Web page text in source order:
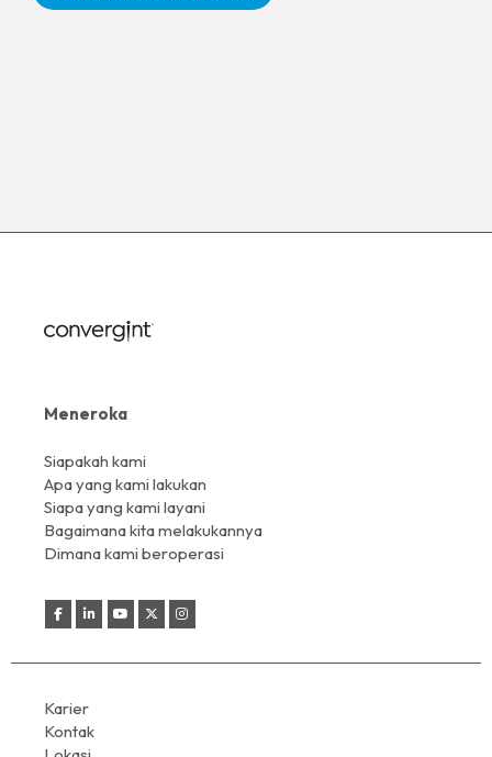
Meneroka
Siapakah kami
Apa yang kami lakukan
Siapa yang kami layani
Bagaimana kita melakukannya
Dimana kami beroperasi
Karier
Kontak